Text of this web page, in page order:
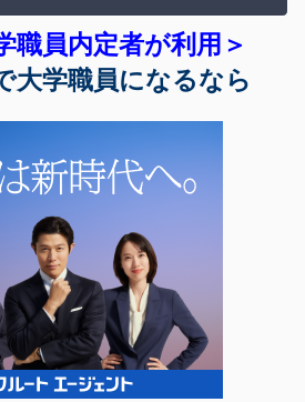
職員内定者が利用＞
大学職員になるなら